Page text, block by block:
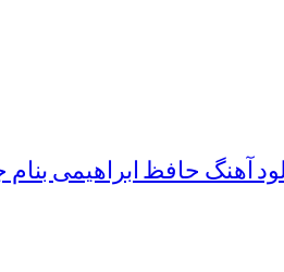
آهنگ حافظ ابراهیمی بنام